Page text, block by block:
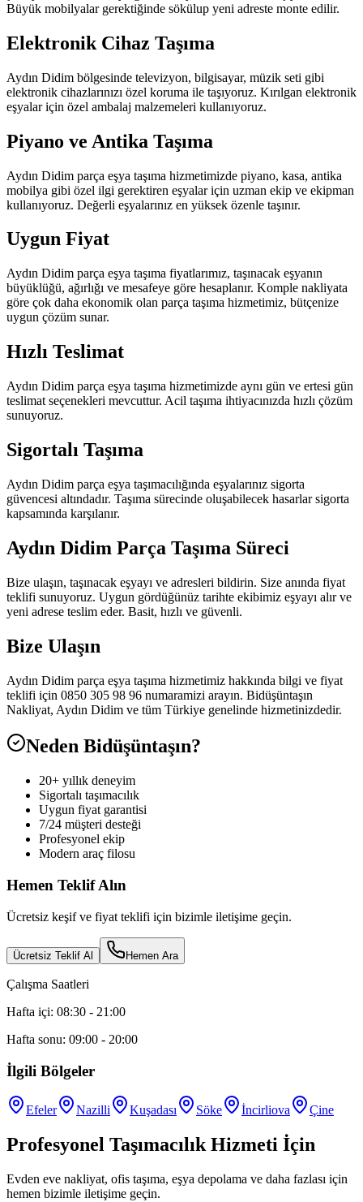
Büyük mobilyalar gerektiğinde sökülup yeni adreste monte edilir.
Elektronik Cihaz Taşıma
Aydın Didim bölgesinde televizyon, bilgisayar, müzik seti gibi
elektronik cihazlarınızı özel koruma ile taşıyoruz. Kırılgan elektronik
eşyalar için özel ambalaj malzemeleri kullanıyoruz.
Piyano ve Antika Taşıma
Aydın Didim parça eşya taşıma hizmetimizde piyano, kasa, antika
mobilya gibi özel ilgi gerektiren eşyalar için uzman ekip ve ekipman
kullanıyoruz. Değerli eşyalarınız en yüksek özenle taşınır.
Uygun Fiyat
Aydın Didim parça eşya taşıma fiyatlarımız, taşınacak eşyanın
büyüklüğü, ağırlığı ve mesafeye göre hesaplanır. Komple nakliyata
göre çok daha ekonomik olan parça taşıma hizmetimiz, bütçenize
uygun çözüm sunar.
Hızlı Teslimat
Aydın Didim parça eşya taşıma hizmetimizde aynı gün ve ertesi gün
teslimat seçenekleri mevcuttur. Acil taşıma ihtiyacınızda hızlı çözüm
sunuyoruz.
Sigortalı Taşıma
Aydın Didim parça eşya taşımacılığında eşyalarınız sigorta
güvencesi altındadır. Taşıma sürecinde oluşabilecek hasarlar sigorta
kapsamında karşılanır.
Aydın Didim Parça Taşıma Süreci
Bize ulaşın, taşınacak eşyayı ve adresleri bildirin. Size anında fiyat
teklifi sunuyoruz. Uygun gördüğünüz tarihte ekibimiz eşyayı alır ve
yeni adrese teslim eder. Basit, hızlı ve güvenli.
Bize Ulaşın
Aydın Didim parça eşya taşıma hizmetimiz hakkında bilgi ve fiyat
teklifi için 0850 305 98 96 numaramizi arayın. Bidüşüntaşın
Nakliyat, Aydın Didim ve tüm Türkiye genelinde hizmetinizdedir.
Neden Bidüşüntaşın?
20+ yıllık deneyim
Sigortalı taşımacılık
Uygun fiyat garantisi
7/24 müşteri desteği
Profesyonel ekip
Modern araç filosu
Hemen Teklif Alın
Ücretsiz keşif ve fiyat teklifi için bizimle iletişime geçin.
Ücretsiz Teklif Al Hemen Ara
Çalışma Saatleri
Hafta içi: 08:30 - 21:00
Hafta sonu: 09:00 - 20:00
İlgili Bölgeler
Efeler Nazilli Kuşadası Söke İncirliova Çine
Profesyonel Taşımacılık Hizmeti İçin
Evden eve nakliyat, ofis taşıma, eşya depolama ve daha fazlası için
hemen bizimle iletişime geçin.